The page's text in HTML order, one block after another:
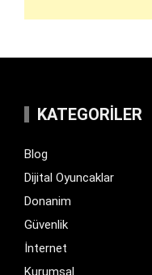
KATEGORILER
Blog
Dijital Oyuncaklar
Donanim
Güvenlik
İnternet
Kurumsal